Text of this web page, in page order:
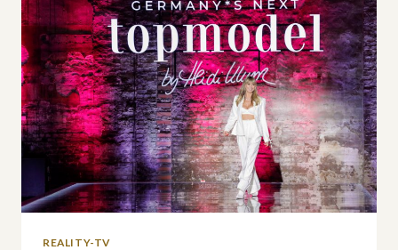
SERIEN-
AUS
SORGT
FÜR
GESPRÄCHSSTOFF
REALITY-TV